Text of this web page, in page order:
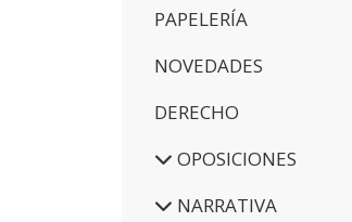
PAPELERÍA
NOVEDADES
DERECHO
OPOSICIONES
NARRATIVA